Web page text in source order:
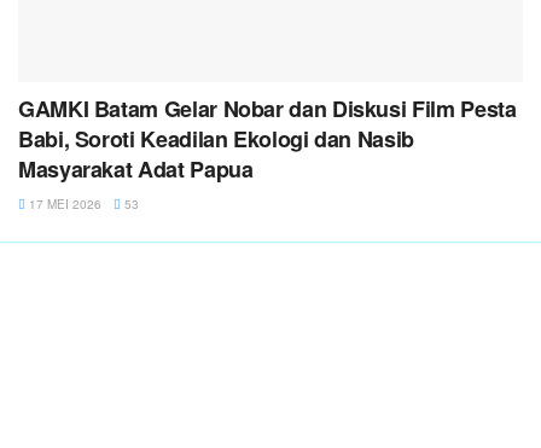
GAMKI Batam Gelar Nobar dan Diskusi Film Pesta
Babi, Soroti Keadilan Ekologi dan Nasib
Masyarakat Adat Papua
17 MEI 2026 53